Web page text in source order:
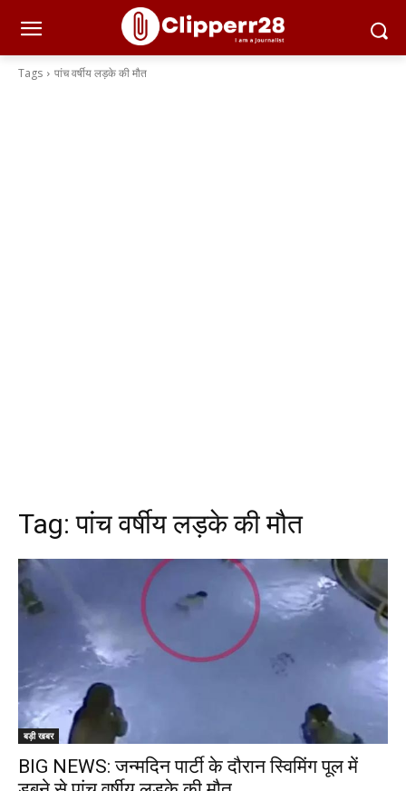
Tags पांच वर्षीय लड़के की मौत
Tag:पांच वर्षीय लड़के की मौत
बड़ी खबर
BIG NEWS: जन्मदिन पार्टी के दौरान स्विमिंग पूल में